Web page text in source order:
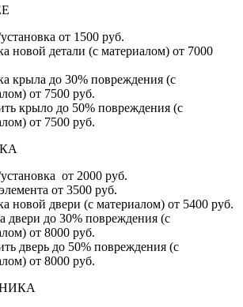
от 1500 руб.
новой детали (с материалом) от 7000
крыла до 30% повреждения (с
от 7500 руб.
крыло до 50% повреждения (с
от 7500 руб.
от 2000 руб.
от 3500 руб.
новой двери (с материалом) от 5400 руб.
двери до 30% повреждения (с
от 8000 руб.
дверь до 50% повреждения (с
от 8000 руб.